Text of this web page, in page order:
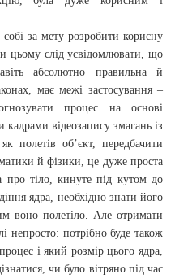
за мету розробити корисну
цьому слід усвідомлювати, що
абсолютно правильна й
має межі застосування –
процес на основі
відеозапису змагань із
полетів об’єкт, передбачити
й фізики, це дуже проста
про тіло, кинуте під кутом до
ядра, необхідно знати його
воно полетіло. Але отримати
непросто: потрібно буде також
і який розмір цього ядра,
чи було вітряно під час